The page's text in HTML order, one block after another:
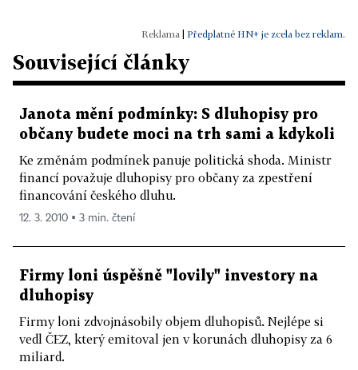
Předplatné HN+ je zcela bez reklam.
Související články
Janota mění podmínky: S dluhopisy pro
občany budete moci na trh sami a kdykoli
Ke změnám podmínek panuje politická shoda. Ministr
financí považuje dluhopisy pro občany za zpestření
financování českého dluhu.
12. 3. 2010 ▪ 3 min. čtení
Firmy loni úspěšně "lovily" investory na
dluhopisy
Firmy loni zdvojnásobily objem dluhopisů. Nejlépe si
vedl ČEZ, který emitoval jen v korunách dluhopisy za 6
miliard.